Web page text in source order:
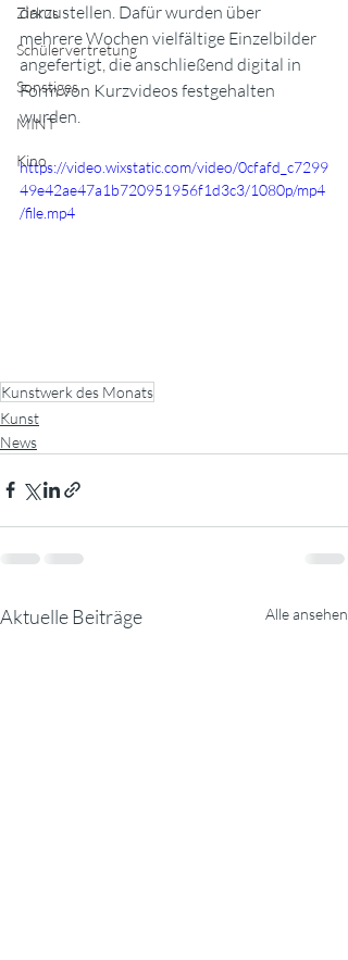
Zirkus
Schülervertretung
Sonstiges
MINT
Kino
darzustellen. Dafür wurden über
mehrere Wochen vielfältige Einzelbilder
angefertigt, die anschließend digital in
Form von Kurzvideos festgehalten
wurden.
https://video.wixstatic.com/video/0cfafd_c7299
49e42ae47a1b720951956f1d3c3/1080p/mp4
/file.mp4
Kunstwerk des Monats
Kunst
News
Aktuelle Beiträge Alle ansehen